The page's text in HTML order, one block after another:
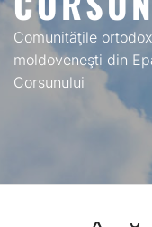
Comunităţile
moldoveneşti din
Corsunului